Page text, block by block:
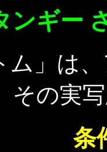
ギー
」は、
その実
条